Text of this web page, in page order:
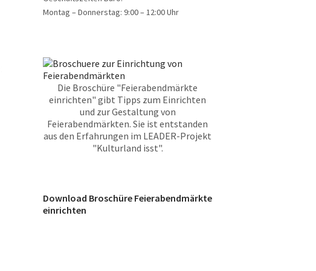
Montag – Donnerstag: 9:00 – 12:00 Uhr
Die Broschüre "Feierabendmärkte
einrichten" gibt Tipps zum Einrichten
und zur Gestaltung von
Feierabendmärkten. Sie ist entstanden
aus den Erfahrungen im LEADER-Projekt
"Kulturland isst".
Download Broschüre Feierabendmärkte
einrichten